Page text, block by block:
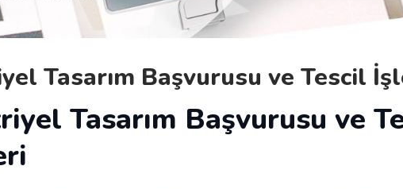
Tasarım Başvurusu ve Tescil
Tasarım Başvurusu ve